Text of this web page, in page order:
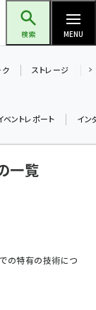
検索 MENU
の絆～ (2297)
ント集！ (2008)
ク ストレージ
ベントレポート イン
一覧
の特有の技術につ